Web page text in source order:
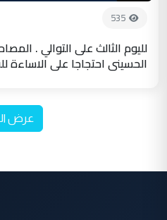
535
لليوم الثالث على التوالي .
الحسيني احتجاجا على الاساءة
عرض